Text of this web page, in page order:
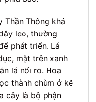
Thần Thông khá
leo, thường
phát triển. Lá
mặt trên xanh
lá nổi rõ. Hoa
thành chùm ở kẽ
cây là bộ phận